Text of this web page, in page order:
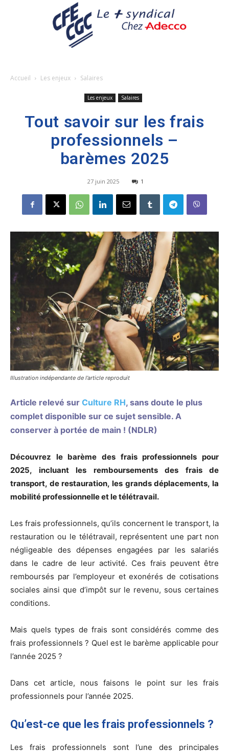
Accueil Les enjeux Salaires
Les enjeux Salaires
Tout savoir sur les frais
professionnels –
barèmes 2025
27 juin 2025 1
Illustration indépendante de l’article reproduit
Article relevé sur Culture RH, sans doute le plus
complet disponible sur ce sujet sensible. A
conserver à portée de main ! (NDLR)
Découvrez le barème des frais professionnels pour
2025, incluant les remboursements des frais de
transport, de restauration, les grands déplacements, la
mobilité professionnelle et le télétravail.
Les frais professionnels, qu’ils concernent le transport, la
restauration ou le télétravail, représentent une part non
négligeable des dépenses engagées par les salariés
dans le cadre de leur activité. Ces frais peuvent être
remboursés par l’employeur et exonérés de cotisations
sociales ainsi que d’impôt sur le revenu, sous certaines
conditions.
Mais quels types de frais sont considérés comme des
frais professionnels ? Quel est le barème applicable pour
l’année 2025 ?
Dans cet article, nous faisons le point sur les frais
professionnels pour l’année 2025.
Qu’est-ce que les frais professionnels ?
Les frais professionnels sont l’une des principales